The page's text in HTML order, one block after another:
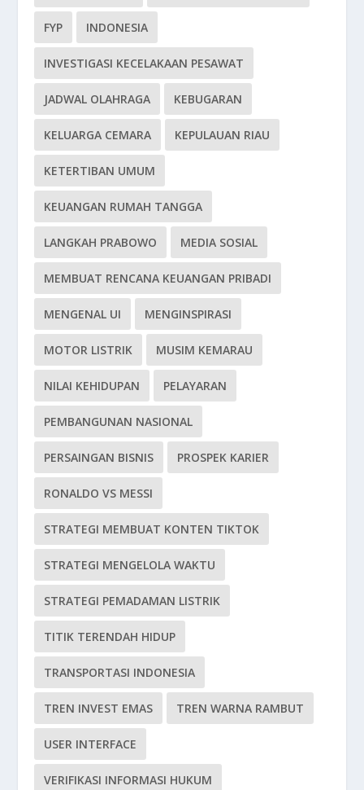
FYP INDONESIA
INVESTIGASI KECELAKAAN PESAWAT
JADWAL OLAHRAGA KEBUGARAN
KELUARGA CEMARA KEPULAUAN RIAU
KETERTIBAN UMUM
KEUANGAN RUMAH TANGGA
LANGKAH PRABOWO MEDIA SOSIAL
MEMBUAT RENCANA KEUANGAN PRIBADI
MENGENAL UI MENGINSPIRASI
MOTOR LISTRIK MUSIM KEMARAU
NILAI KEHIDUPAN PELAYARAN
PEMBANGUNAN NASIONAL
PERSAINGAN BISNIS PROSPEK KARIER
RONALDO VS MESSI
STRATEGI MEMBUAT KONTEN TIKTOK
STRATEGI MENGELOLA WAKTU
STRATEGI PEMADAMAN LISTRIK
TITIK TERENDAH HIDUP
TRANSPORTASI INDONESIA
TREN INVEST EMAS TREN WARNA RAMBUT
USER INTERFACE
VERIFIKASI INFORMASI HUKUM